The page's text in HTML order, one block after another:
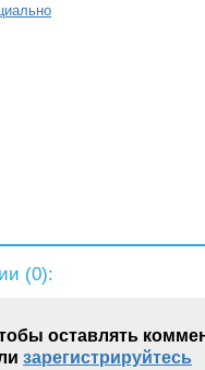
(0):
оставлять
зарегистрируйтесь